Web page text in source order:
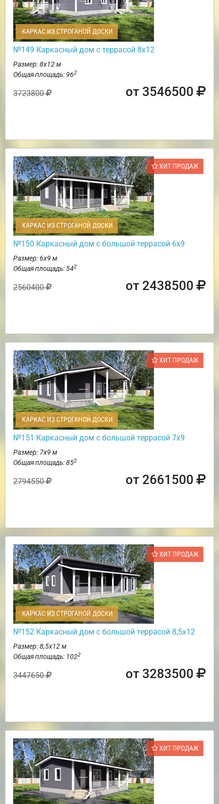
КАРКАС ИЗ СТРОГАНОЙ ДОСКИ
№149 Каркасный дом с террасой 8х12
Размер: 8х12 м
Общая площадь: 962
3723800 от 3546500
ХИТ ПРОДАЖ
КАРКАС ИЗ СТРОГАНОЙ ДОСКИ
№150 Каркасный дом с большой террасой 6х9
Размер: 6х9 м
Общая площадь: 542
2560400 от 2438500
ХИТ ПРОДАЖ
КАРКАС ИЗ СТРОГАНОЙ ДОСКИ
№151 Каркасный дом с большой террасой 7х9
Размер: 7х9 м
Общая площадь: 852
2794550 от 2661500
ХИТ ПРОДАЖ
КАРКАС ИЗ СТРОГАНОЙ ДОСКИ
№152 Каркасный дом с большой террасой 8,5х12
Размер: 8,5х12 м
Общая площадь: 1022
3447650 от 3283500
ХИТ ПРОДАЖ